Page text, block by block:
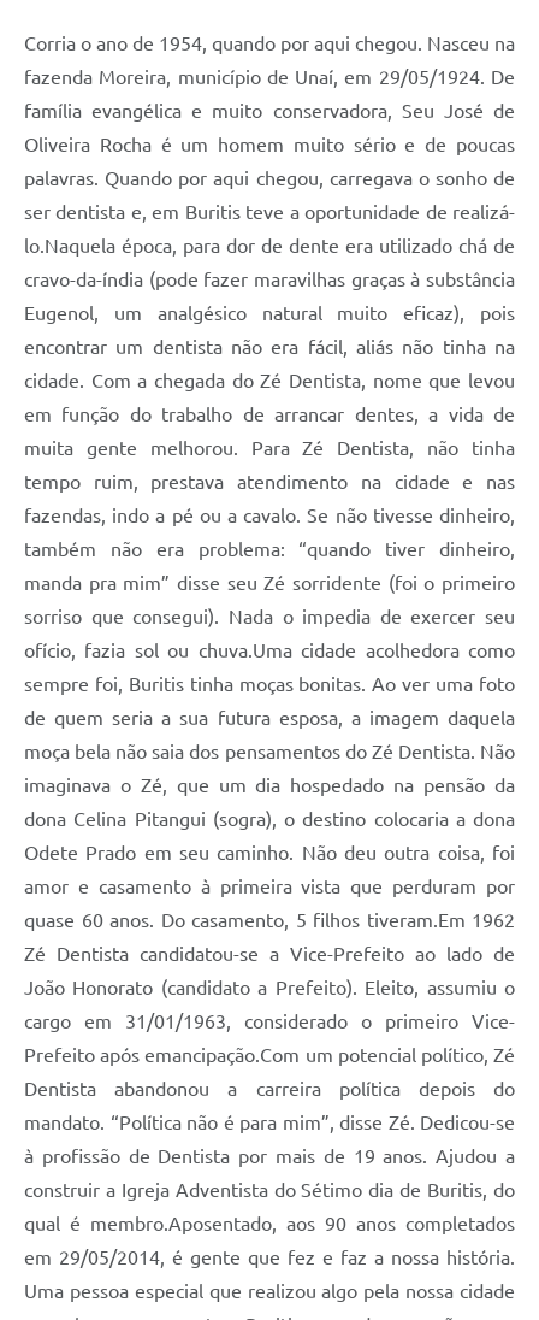
Corria o ano de 1954, quando por aqui chegou. Nasceu na
fazenda Moreira, município de Unaí, em 29/05/1924. De
família evangélica e muito conservadora, Seu José de
Oliveira Rocha é um homem muito sério e de poucas
palavras. Quando por aqui chegou, carregava o sonho de
ser dentista e, em Buritis teve a oportunidade de realizá-
lo.Naquela época, para dor de dente era utilizado chá de
cravo-da-índia (pode fazer maravilhas graças à substância
Eugenol, um analgésico natural muito eficaz), pois
encontrar um dentista não era fácil, aliás não tinha na
cidade. Com a chegada do Zé Dentista, nome que levou
em função do trabalho de arrancar dentes, a vida de
muita gente melhorou. Para Zé Dentista, não tinha
tempo ruim, prestava atendimento na cidade e nas
fazendas, indo a pé ou a cavalo. Se não tivesse dinheiro,
também não era problema: “quando tiver dinheiro,
manda pra mim” disse seu Zé sorridente (foi o primeiro
sorriso que consegui). Nada o impedia de exercer seu
ofício, fazia sol ou chuva.Uma cidade acolhedora como
sempre foi, Buritis tinha moças bonitas. Ao ver uma foto
de quem seria a sua futura esposa, a imagem daquela
moça bela não saia dos pensamentos do Zé Dentista. Não
imaginava o Zé, que um dia hospedado na pensão da
dona Celina Pitangui (sogra), o destino colocaria a dona
Odete Prado em seu caminho. Não deu outra coisa, foi
amor e casamento à primeira vista que perduram por
quase 60 anos. Do casamento, 5 filhos tiveram.Em 1962
Zé Dentista candidatou-se a Vice-Prefeito ao lado de
João Honorato (candidato a Prefeito). Eleito, assumiu o
cargo em 31/01/1963, considerado o primeiro Vice-
Prefeito após emancipação.Com um potencial político, Zé
Dentista abandonou a carreira política depois do
mandato. “Política não é para mim”, disse Zé. Dedicou-se
à profissão de Dentista por mais de 19 anos. Ajudou a
construir a Igreja Adventista do Sétimo dia de Buritis, do
qual é membro.Aposentado, aos 90 anos completados
em 29/05/2014, é gente que fez e faz a nossa história.
Uma pessoa especial que realizou algo pela nossa cidade